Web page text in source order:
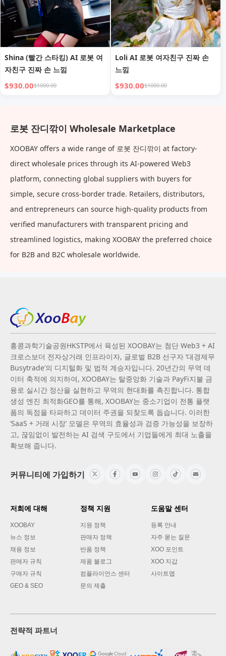
Shina (빨간 스타킹) AI 로봇 여
자친구 진짜 손 느낌
$930.00$1000.00
Loli AI 로봇 여자친구 진짜 손
느낌
$930.00$1000.00
로봇 잔디깎이 Wholesale Marketplace
XOOBAY offers a wide range of 로봇 잔디깎이 at factory-
direct wholesale prices through its AI-powered Web3
platform, connecting global suppliers with buyers for
simple, secure cross-border trade. Retailers, distributors,
and entrepreneurs can source high-quality products from
verified manufacturers with transparent pricing and
streamlined logistics, making XOOBAY the preferred choice
for B2B and B2C wholesale worldwide.
홍콩과학기술공원HKSTP에서 육성된 XOOBAY는 첨단 Web3 + AI
크로스보더 전자상거래 인프라이자, 글로벌 B2B 선구자 ‘대경제무
Busytrade’의 디지털화 및 법적 계승자입니다. 20년간의 무역 데
이터 축적에 의지하여, XOOBAY는 탈중앙화 기술과 PayFi지불 금
융로 실시간 정산을 실현하고 무역의 현대화를 촉진합니다. 통합
생성 엔진 최적화GEO를 통해, XOOBAY는 중소기업이 전통 플랫
폼의 독점을 타파하고 데이터 주권을 되찾도록 돕습니다. 이러한
‘SaaS + 거래 시장’ 모델은 무역의 효율성과 검증 가능성을 보장하
고, 끊임없이 발전하는 AI 검색 구도에서 기업들에게 최대 노출을
확보해 줍니다.
커뮤니티에 가입하기
저희에 대해
XOOBAY
뉴스 정보
채용 정보
판매자 규칙
구매자 규칙
GEO & SEO
정책 지원
지원 정책
판매자 정책
반품 정책
제품 블로그
컴플라이언스 센터
문의 제출
도움말 센터
등록 안내
자주 묻는 질문
XOO 포인트
XOO 지갑
사이트맵
전략적 파트너